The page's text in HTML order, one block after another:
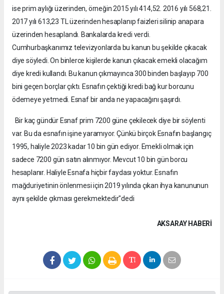
ise prim aylığı üzerinden, örneğin 2015 yılı 414,52. 2016 yılı 568,21.
2017 yılı 613,23 TL üzerinden hesaplanıp faizleri silinip anapara
üzerinden hesaplandı. Bankalarda kredi verdi.
Cumhurbaşkanımız televizyonlarda bu kanun bu şekilde çıkacak
diye söyledi. On binlerce kişilerde kanun çıkacak emekli olacağım
diye kredi kullandı. Bu kanun çıkmayınca 300 binden başlayıp 700
bini geçen borçlar çıktı. Esnafın çektiği kredi bağ kur borcunu
ödemeye yetmedi. Esnaf bir anda ne yapacağını şaşırdı.
Bir kaç gündür Esnaf prim 7200 güne çekilecek diye bir söylenti
var. Bu da esnafın işine yaramıyor. Çünkü birçok Esnafın başlangıç
1995, haliyle 2023 kadar 10 bin gün ediyor. Emekli olmak için
sadece 7200 gün satın alınmıyor. Mevcut 10 bin gün borcu
hesaplanır. Haliyle Esnafa hiçbir faydası yoktur. Esnafın
mağduriyetinin önlenmesi için 2019 yılında çıkan ihya kanununun
aynı şekilde çıkması gerekmektedir"dedi
AKSARAY HABERİ